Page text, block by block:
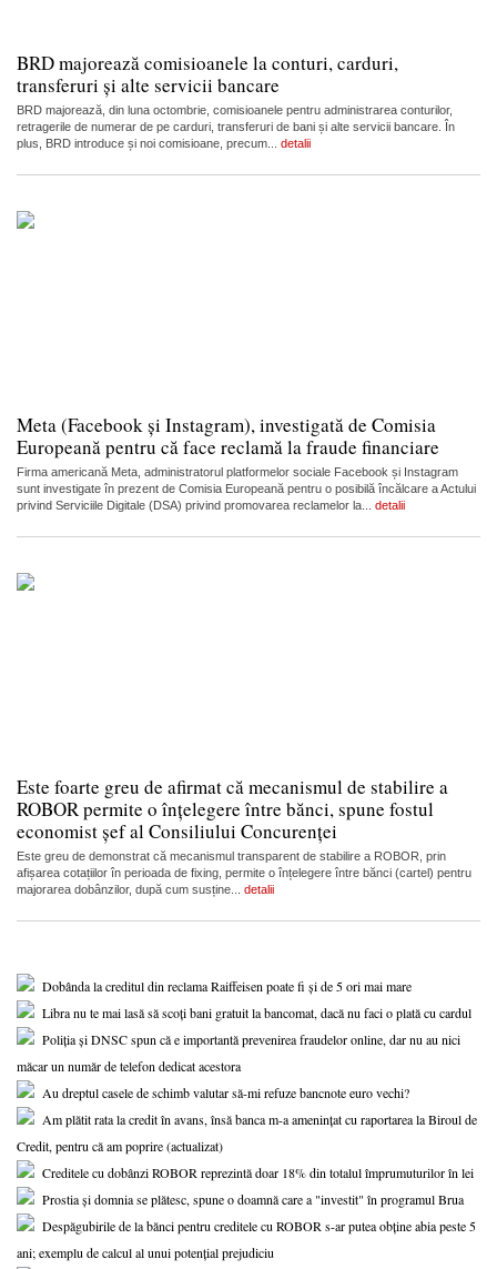
BRD majorează comisioanele la conturi, carduri,
transferuri și alte servicii bancare
BRD majorează, din luna octombrie, comisioanele pentru administrarea conturilor,
retragerile de numerar de pe carduri, transferuri de bani și alte servicii bancare. În
plus, BRD introduce și noi comisioane, precum... detalii
Meta (Facebook și Instagram), investigată de Comisia
Europeană pentru că face reclamă la fraude financiare
Firma americană Meta, administratorul platformelor sociale Facebook și Instagram
sunt investigate în prezent de Comisia Europeană pentru o posibilă încălcare a Actului
privind Serviciile Digitale (DSA) privind promovarea reclamelor la... detalii
Este foarte greu de afirmat că mecanismul de stabilire a
ROBOR permite o înțelegere între bănci, spune fostul
economist șef al Consiliului Concurenței
Este greu de demonstrat că mecanismul transparent de stabilire a ROBOR, prin
afișarea cotațiilor în perioada de fixing, permite o înțelegere între bănci (cartel) pentru
majorarea dobânzilor, după cum susține... detalii
Dobânda la creditul din reclama Raiffeisen poate fi și de 5 ori mai mare
Libra nu te mai lasă să scoți bani gratuit la bancomat, dacă nu faci o plată cu cardul
Poliția și DNSC spun că e importantă prevenirea fraudelor online, dar nu au nici
măcar un număr de telefon dedicat acestora
Au dreptul casele de schimb valutar să-mi refuze bancnote euro vechi?
Am plătit rata la credit în avans, însă banca m-a amenințat cu raportarea la Biroul de
Credit, pentru că am poprire (actualizat)
Creditele cu dobânzi ROBOR reprezintă doar 18% din totalul împrumuturilor în lei
Prostia și domnia se plătesc, spune o doamnă care a "investit" în programul Brua
Despăgubirile de la bănci pentru creditele cu ROBOR s-ar putea obține abia peste 5
ani; exemplu de calcul al unui potențial prejudiciu